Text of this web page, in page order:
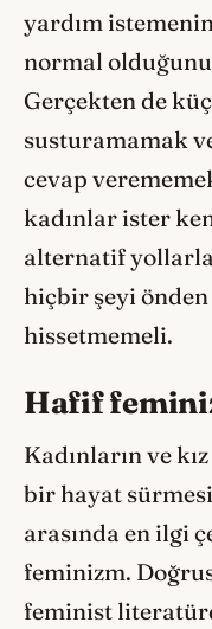
yardım
normal
Gerçekten de
susturamamak
cevap
kadınlar ister
alternatif
hiçbir şeyi
hissetmemeli.
Hafif
Kadınların ve
bir hayat
arasında en ilgi
feminizm.
feminist